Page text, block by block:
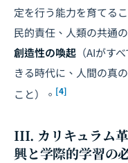
定を行う能力を育てる
民的責任、人類の共通
創造性の喚起 （AIがす
きる時代に、人間の真
こと）。 [4]
III. カリキュラム
興と学際的学習の